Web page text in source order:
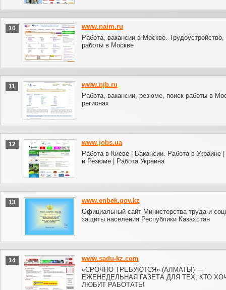
10
www.naim.ru
Работа, вакансии в Москве. Трудоустройство,
работы в Москве
11
www.njb.ru
Работа, вакансии, резюме, поиск работы в
регионах
12
www.jobs.ua
Работа в Киеве | Вакансии. Работа в Украине
и Резюме | Работа Украина
13
www.enbek.gov.kz
Официальный сайт Министерства труда и
защиты населения Республики Казахстан
14
www.sadu-kz.com
«СРОЧНО ТРЕБУЮТСЯ» (АЛМАТЫ) —
ЕЖЕНЕДЕЛЬНАЯ ГАЗЕТА ДЛЯ ТЕХ, КТО
ЛЮБИТ РАБОТАТЬ!